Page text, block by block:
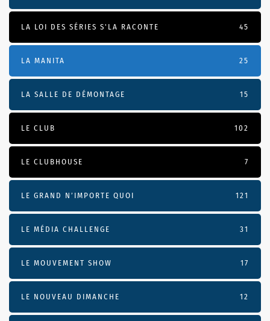
LA LOI DES SÉRIES S'LA RACONTE 45
LA MANITA 25
LA SALLE DE DÉMONTAGE 15
LE CLUB 102
LE CLUBHOUSE 7
LE GRAND N’IMPORTE QUOI 121
LE MÉDIA CHALLENGE 31
LE MOUVEMENT SHOW 17
LE NOUVEAU DIMANCHE 12